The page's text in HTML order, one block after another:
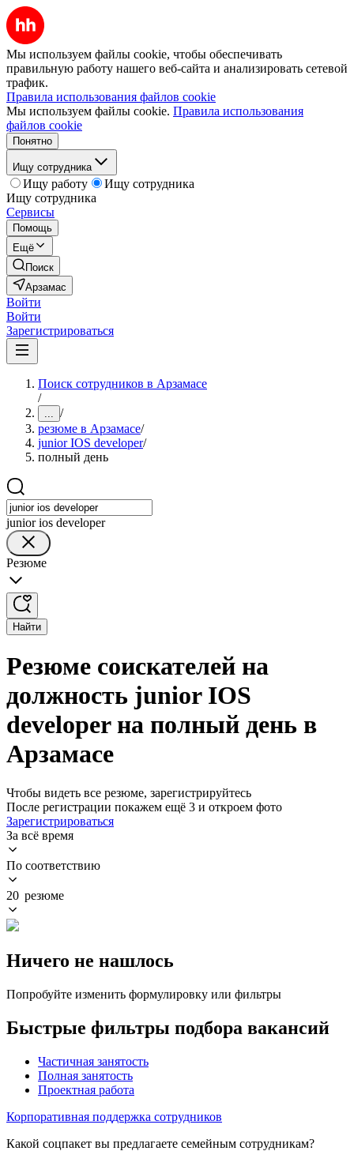
Мы используем файлы cookie, чтобы обеспечивать
правильную работу нашего веб-сайта и анализировать сетевой
трафик.
Правила использования файлов cookie
Мы используем файлы cookie. Правила использования
файлов cookie
Понятно
Ищу сотрудника
Ищу работу
Ищу сотрудника
Ищу сотрудника
Сервисы
Помощь
Ещё
Поиск
Арзамас
Войти
Войти
Зарегистрироваться
Поиск сотрудников в Арзамасе
/
... /
резюме в Арзамасе/
junior IOS developer/
полный день
junior ios developer
Резюме
Найти
Резюме соискателей на
должность junior IOS
developer на полный день в
Арзамасе
Чтобы видеть все резюме, зарегистрируйтесь
После регистрации покажем ещё 3 и откроем фото
Зарегистрироваться
За всё время
По соответствию
20 резюме
Ничего не нашлось
Попробуйте изменить формулировку или фильтры
Быстрые фильтры подбора вакансий
Частичная занятость
Полная занятость
Проектная работа
Корпоративная поддержка сотрудников
Какой соцпакет вы предлагаете семейным сотрудникам?